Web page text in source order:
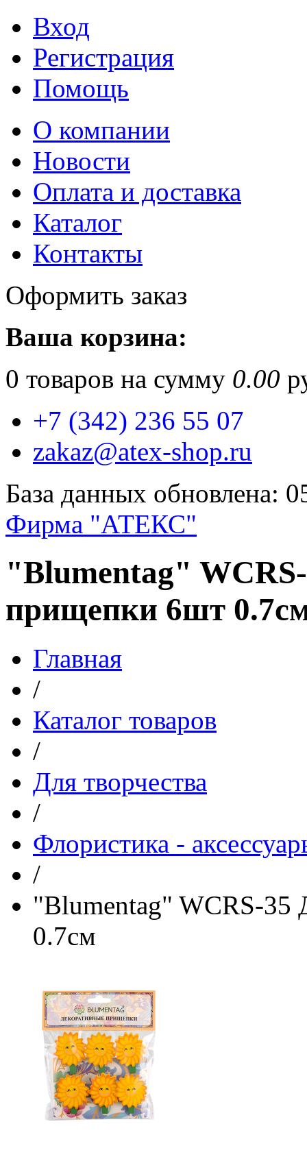
Вход
Регистрация
Помощь
О компании
Новости
Оплата и доставка
Каталог
Контакты
Оформить заказ
Ваша корзина:
0 товаров на сумму 0.00
+7 (342) 236 55 07
zakaz@atex-shop.ru
База данных обновлена:
Фирма "АТЕКС"
"Blumentag"
прищепки 6шт
Главная
/
Каталог товаров
/
Для творчества
/
Флористика -
/
"Blumentag" WCRS-35
0.7см